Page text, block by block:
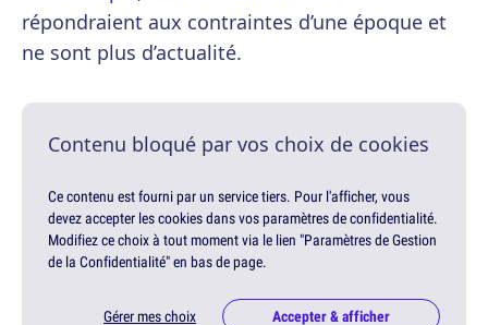
répondraient aux contraintes d’une époque et
ne sont plus d’actualité.
Contenu bloqué par vos choix de cookies
Ce contenu est fourni par un service tiers. Pour l'afficher, vous
devez accepter les cookies dans vos paramètres de confidentialité.
Modifiez ce choix à tout moment via le lien "Paramètres de Gestion
de la Confidentialité" en bas de page.
Gérer mes choix Accepter & afficher